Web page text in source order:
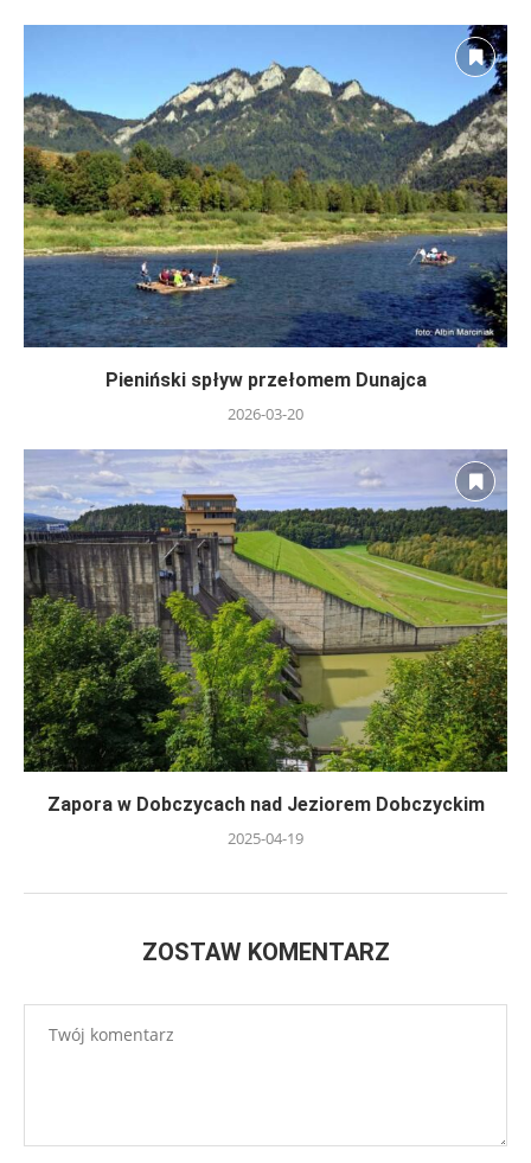
Pieniński spływ przełomem Dunajca
2026-03-20
Zapora w Dobczycach nad Jeziorem Dobczyckim
2025-04-19
ZOSTAW KOMENTARZ